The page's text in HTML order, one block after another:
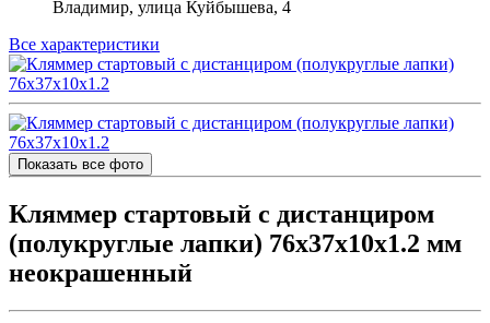
Владимир, улица Куйбышева, 4
Все характеристики
Показать все фото
Кляммер стартовый с дистанциром
(полукруглые лапки) 76х37х10х1.2 мм
неокрашенный